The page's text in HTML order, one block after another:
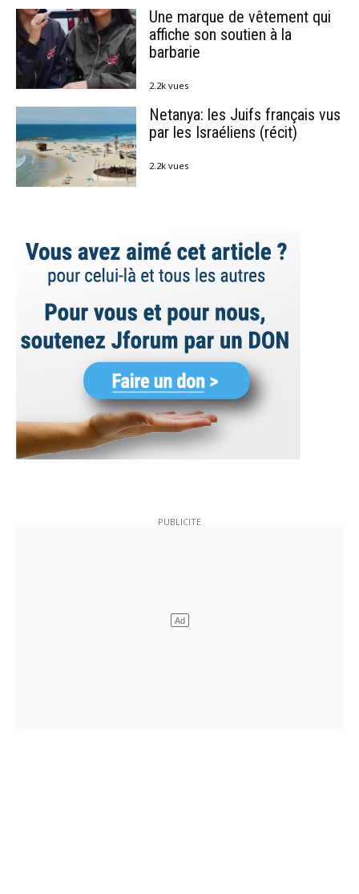
Une marque de vêtement qui
affiche son soutien à la
barbarie
2.2k vues
Netanya: les Juifs français vus
par les Israéliens (récit)
2.2k vues